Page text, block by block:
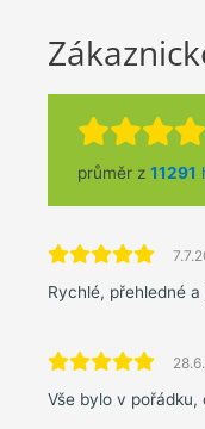
průměr z 11291
Rychlé, přehledné
Vše bylo v pořádku,